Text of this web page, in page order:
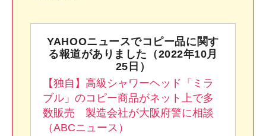
YAHOOニュースでコピー品に関す
る報道がありました（2022年10月
25日）
【独自】高級シャワーヘッド「ミラ
ブル」のコピー商品がネット上で多
数販売 製造会社が大阪府警に相談
（ABCニュース）